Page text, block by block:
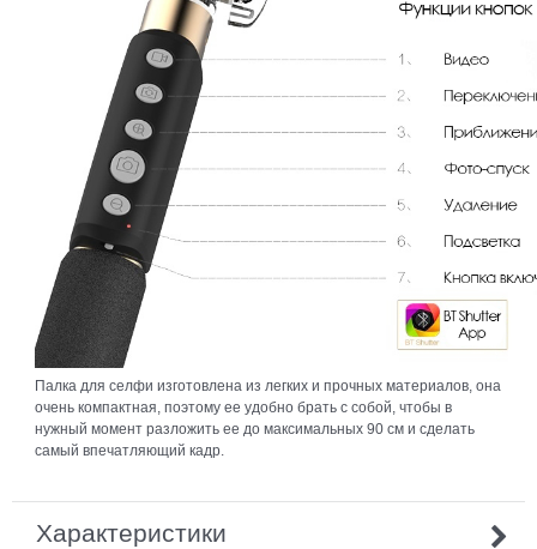
Палка для селфи изготовлена из легких и прочных материалов, она
очень компактная, поэтому ее удобно брать с собой, чтобы в
нужный момент разложить ее до максимальных 90 см и сделать
самый впечатляющий кадр.
Характеристики